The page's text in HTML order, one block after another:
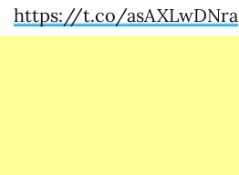
https://t.co/asAXLwDNra